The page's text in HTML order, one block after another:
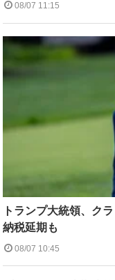
08/07 11:15
トランプ大統領、ク
納税延期も
08/07 10:45